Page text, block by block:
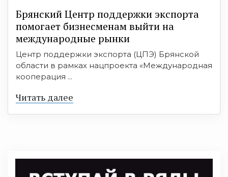
Брянский Центр поддержки экспорта
помогает бизнесменам выйти на
международные рынки
Центр поддержки экспорта (ЦПЭ) Брянской
области в рамках нацпроекта «Международная
кооперация ...
Читать далее